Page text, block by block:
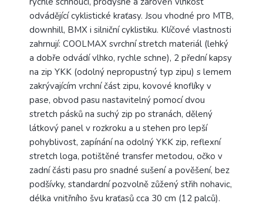
odvádějící cyklistické kraťasy. Jsou vhodné pro MTB,
downhill, BMX i silniční cyklistiku. Klíčové vlastnosti
zahrnují: COOLMAX svrchní stretch materiál (lehký
a dobře odvádí vlhko, rychle schne), 2 přední kapsy
na zip YKK (odolný nepropustný typ zipu) s lemem
zakrývajícím vrchní část zipu, kovové knoflíky v
pase, obvod pasu nastavitelný pomocí dvou
stretch pásků na suchý zip po stranách, dělený
látkový panel v rozkroku a u stehen pro lepší
pohyblivost, zapínání na odolný YKK zip, reflexní
stretch loga, potištěné transfer metodou, očko v
zadní části pasu pro snadné sušení a pověšení, bez
podšívky, standardní pozvolně zůžený střih nohavic,
délka vnitřního švu kraťasů cca 30 cm (12 palců).